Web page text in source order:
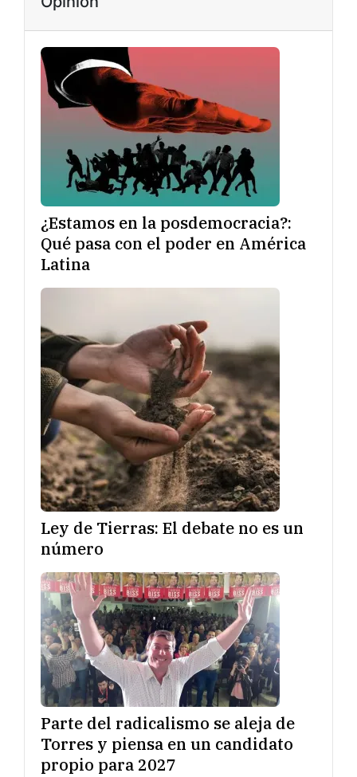
¿Estamos en la posdemocracia?:
Qué pasa con el poder en América
Latina
Ley de Tierras: El debate no es un
número
Parte del radicalismo se aleja de
Torres y piensa en un candidato
propio para 2027